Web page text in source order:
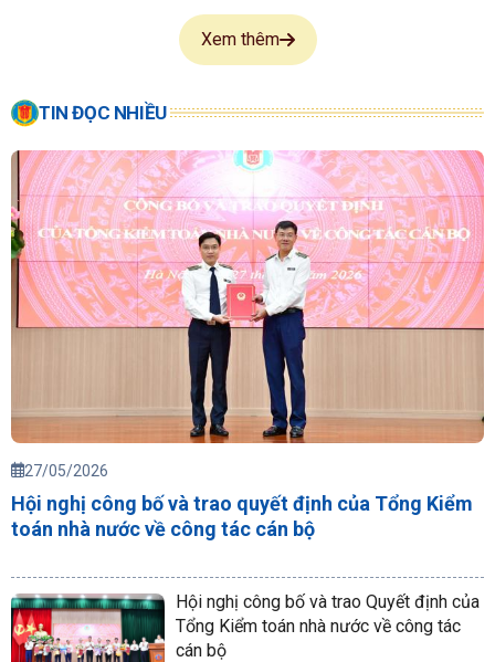
Xem thêm
TIN ĐỌC NHIỀU
27/05/2026
Hội nghị công bố và trao quyết định của Tổng Kiểm
toán nhà nước về công tác cán bộ
Hội nghị công bố và trao Quyết định của
Tổng Kiểm toán nhà nước về công tác
cán bộ